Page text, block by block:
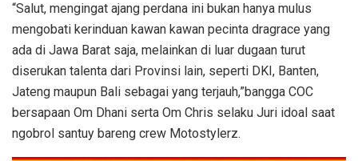
“Salut, mengingat ajang perdana ini bukan hanya mulus
mengobati kerinduan kawan kawan pecinta dragrace yang
ada di Jawa Barat saja, melainkan di luar dugaan turut
diserukan talenta dari Provinsi lain, seperti DKI, Banten,
Jateng maupun Bali sebagai yang terjauh,”bangga COC
bersapaan Om Dhani serta Om Chris selaku Juri idoal saat
ngobrol santuy bareng crew Motostylerz.